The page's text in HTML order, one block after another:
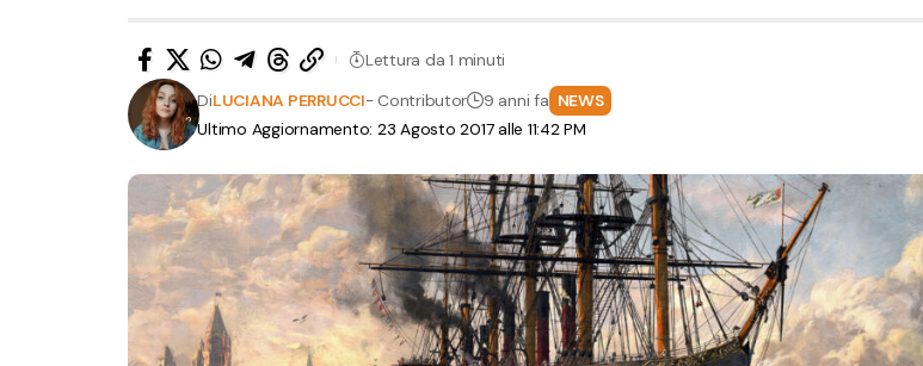
Ultimo Aggiornamento: 23 Agosto 2017 alle 11:42 PM
DiLUCIANA PERRUCCI- Contributor 9 anni fa NEWS
Lettura da 1 minuti